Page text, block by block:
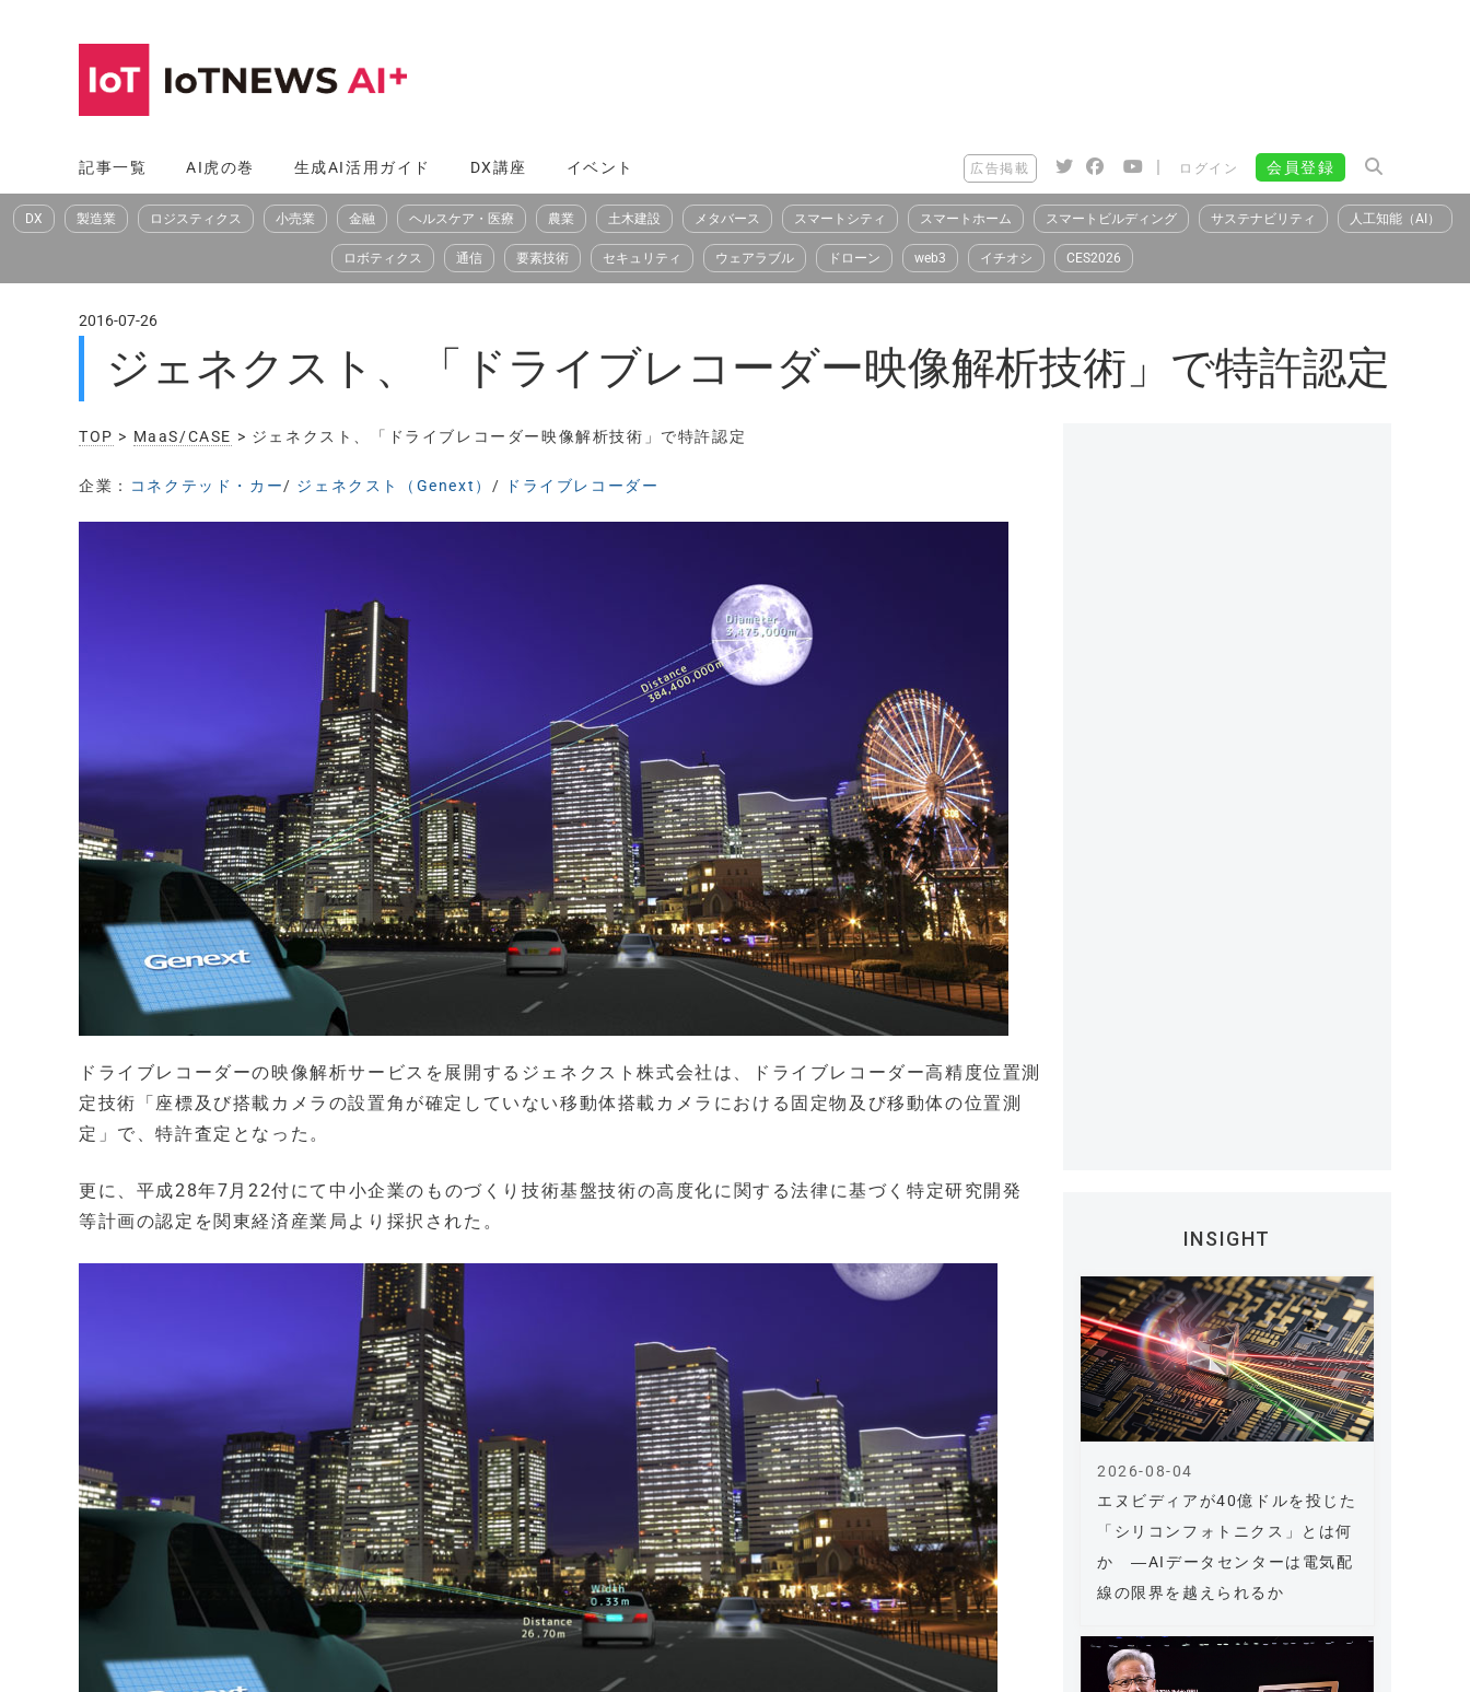
へ
ス
記事一覧 AI虎の巻 生成AI活用ガイド DX講座 イベント 広告掲載 | ログイン 会員登録
DX 製造業 ロジスティクス 小売業 金融 ヘルスケア・医療 農業 土木建設 メタバース スマートシティ スマートホーム スマートビルディング サステナビリティ 人工知能（AI）
ロボティクス 通信 要素技術 セキュリティ ウェアラブル ドローン web3 イチオシ CES2026
2016-07-26
ジェネクスト、「ドライブレコーダー映像解析技術」で特許認定
TOP > MaaS/CASE > ジェネクスト、「ドライブレコーダー映像解析技術」で特許認定
企業： コネクテッド・カー/ ジェネクスト（Genext） / ドライブレコーダー
ドライブレコーダーの映像解析サービスを展開するジェネクスト株式会社は、ドライブレコーダー高精度位置測
定技術「座標及び搭載カメラの設置角が確定していない移動体搭載カメラにおける固定物及び移動体の位置測
定」で、特許査定となった。
更に、平成28年7月22付にて中小企業のものづくり技術基盤技術の高度化に関する法律に基づく特定研究開発
等計画の認定を関東経済産業局より採択された。
INSIGHT
エヌビディアが40億ドルを投じた
「シリコンフォトニクス」とは何
か ―AIデータセンターは電気配
線の限界を越えられるか
2026-08-04